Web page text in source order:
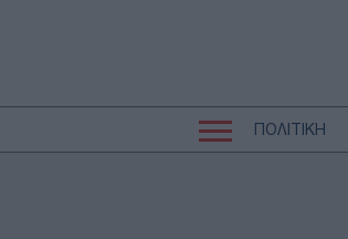
ΠΟΛΙΤΙΚΗ